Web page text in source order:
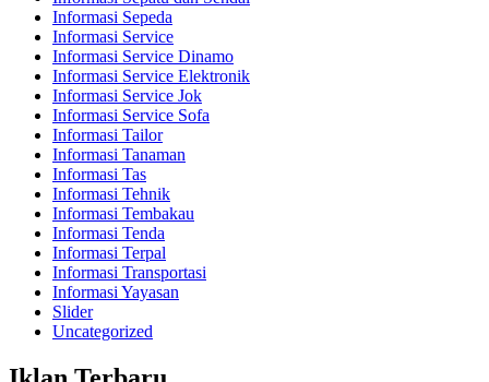
Informasi Sepeda
Informasi Service
Informasi Service Dinamo
Informasi Service Elektronik
Informasi Service Jok
Informasi Service Sofa
Informasi Tailor
Informasi Tanaman
Informasi Tas
Informasi Tehnik
Informasi Tembakau
Informasi Tenda
Informasi Terpal
Informasi Transportasi
Informasi Yayasan
Slider
Uncategorized